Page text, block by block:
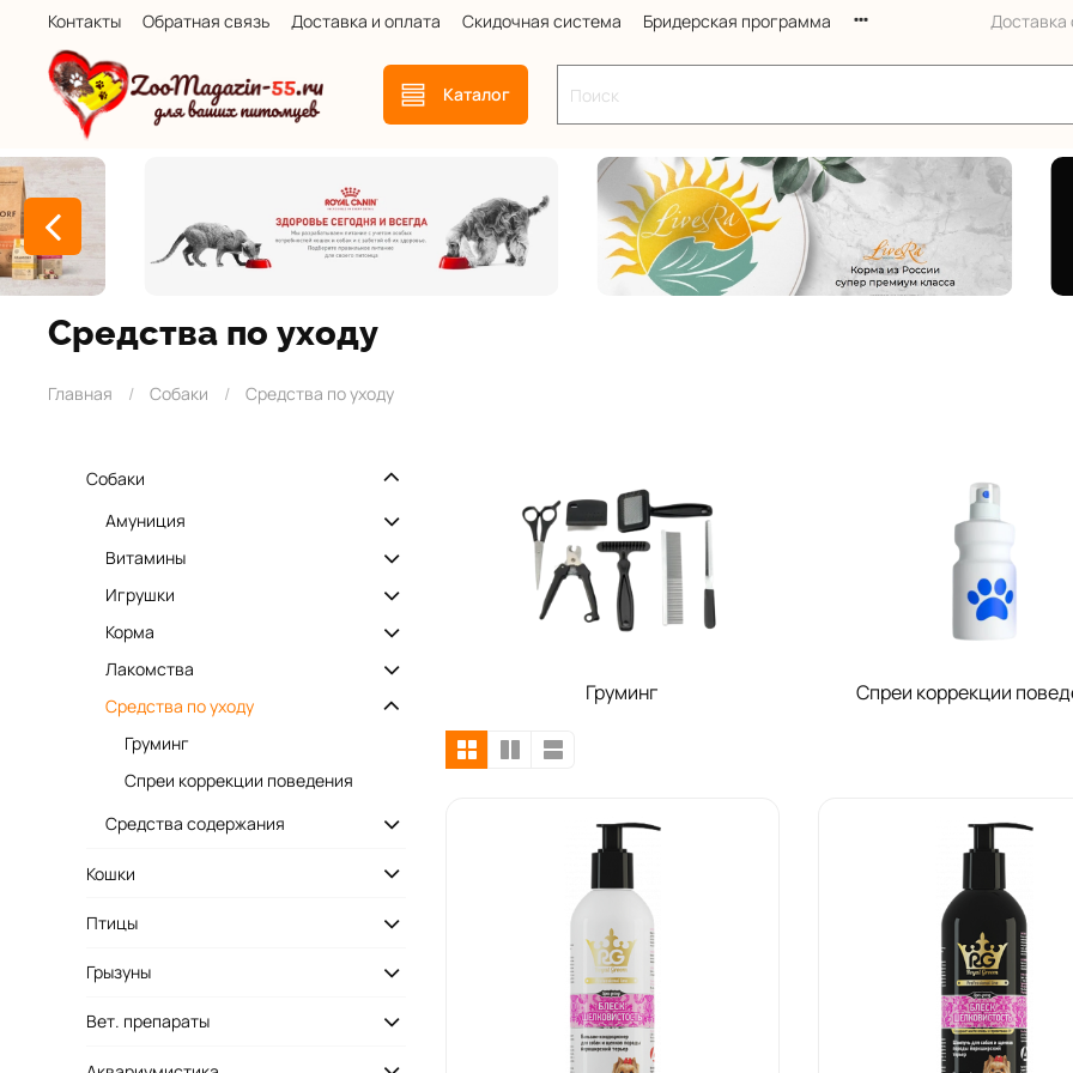
Контакты Обратная связь Доставка и оплата Скидочная система Бридерская программа Доставка
Каталог
Средства по уходу
Главная Собаки Средства по уходу
Груминг Спреи коррекции
Собаки
Амуниция
Витамины
Игрушки
Корма
Лакомства
Средства по уходу
Груминг
Спреи коррекции поведения
Средства содержания
Кошки
Птицы
Грызуны
Вет. препараты